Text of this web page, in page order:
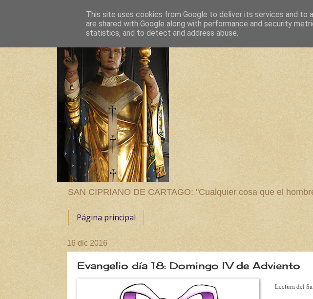
SAN CIPRIANO DE CARTAGO: "Cualquier cosa que el
Página principal
16 dic 2016
Evangelio día 18: Domingo IV de Adviento
Lectura del
This site uses cookies from Google to deliver its services and to
are shared with Google along with performance and security
statistics, and to detect and address abuse.